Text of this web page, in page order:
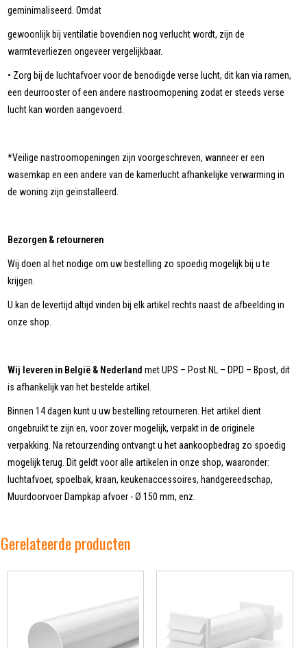
geminimaliseerd. Omdat
gewoonlijk bij ventilatie bovendien nog verlucht wordt, zijn de
warmteverliezen ongeveer vergelijkbaar.
• Zorg bij de luchtafvoer voor de benodigde verse lucht, dit kan via ramen,
een deurrooster of een andere nastroomopening zodat er steeds verse
lucht kan worden aangevoerd.
*Veilige nastroomopeningen zijn voorgeschreven, wanneer er een
wasemkap en een andere van de kamerlucht afhankelijke verwarming in
de woning zijn geïnstalleerd.
Bezorgen & retourneren
Wij doen al het nodige om uw bestelling zo spoedig mogelijk bij u te
krijgen.
U kan de levertijd altijd vinden bij elk artikel rechts naast de afbeelding in
onze shop.
Wij leveren in België & Nederland met UPS – Post NL – DPD – Bpost, dit
is afhankelijk van het bestelde artikel.
Binnen 14 dagen kunt u uw bestelling retourneren. Het artikel dient
ongebruikt te zijn en, voor zover mogelijk, verpakt in de originele
verpakking. Na retourzending ontvangt u het aankoopbedrag zo spoedig
mogelijk terug. Dit geldt voor alle artikelen in onze shop, waaronder:
luchtafvoer, spoelbak, kraan, keukenaccessoires, handgereedschap,
Muurdoorvoer Dampkap afvoer - Ø 150 mm, enz.
Gerelateerde producten